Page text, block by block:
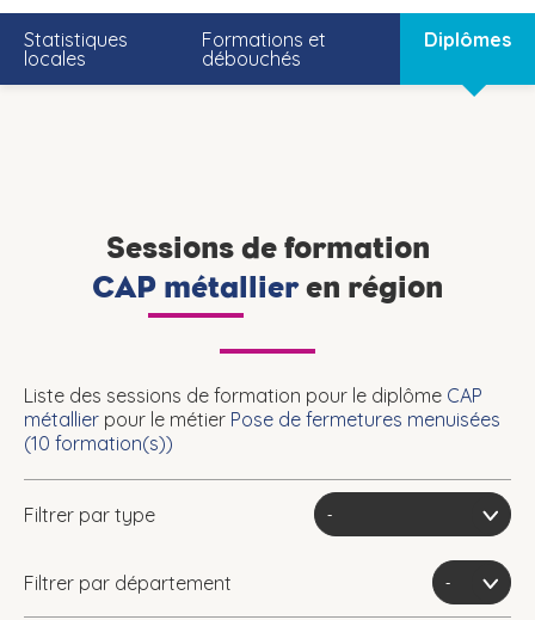
Statistiques
locales
Formations et
débouchés
Diplômes
Sessions de formation
CAP métallieren région
Liste des sessions de formation pour le diplôme CAP
métallier pour le métier Pose de fermetures menuisées
(10 formation(s))
Filtrer par type
Filtrer par département